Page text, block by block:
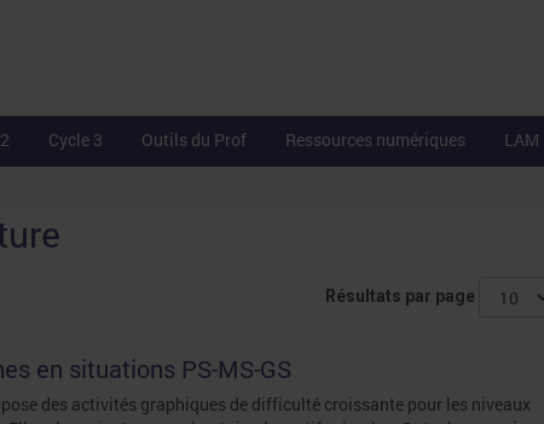
Cycle 3 Outils du Prof Ressources numériques LAM
Résultats par page
en situations PS-MS-GS
des activités graphiques de difficulté croissante pour les niveaux